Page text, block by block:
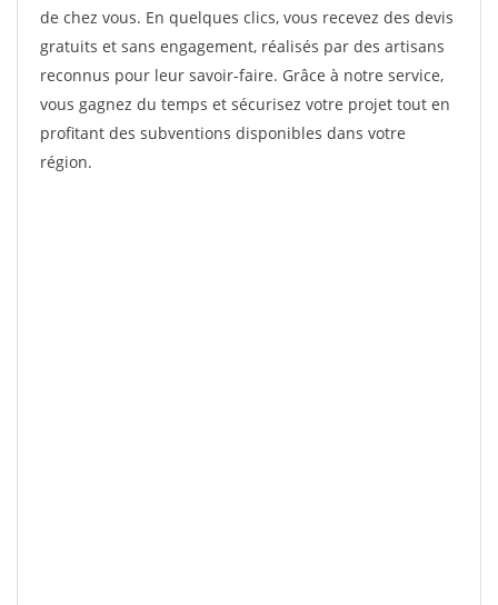
de chez vous. En quelques clics, vous recevez des devis
gratuits et sans engagement, réalisés par des artisans
reconnus pour leur savoir-faire. Grâce à notre service,
vous gagnez du temps et sécurisez votre projet tout en
profitant des subventions disponibles dans votre
région.